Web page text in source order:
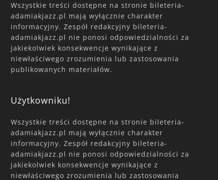
Wszystkie treści dostępne na stronie bileteria-
adamiakjazz.pl mają wyłącznie charakter
informacyjny. Zespół redakcyjny bileteria-
adamiakjazz.pl nie ponosi odpowiedzialności za
jakiekolwiek konsekwencje wynikające z
niewłaściwego zrozumienia lub zastosowania
publikowanych materiałów.
Użytkowniku!
Wszystkie treści dostępne na stronie bileteria-
adamiakjazz.pl mają wyłącznie charakter
informacyjny. Zespół redakcyjny bileteria-
adamiakjazz.pl nie ponosi odpowiedzialności za
jakiekolwiek konsekwencje wynikające z
niewłaściwego zrozumienia lub zastosowania